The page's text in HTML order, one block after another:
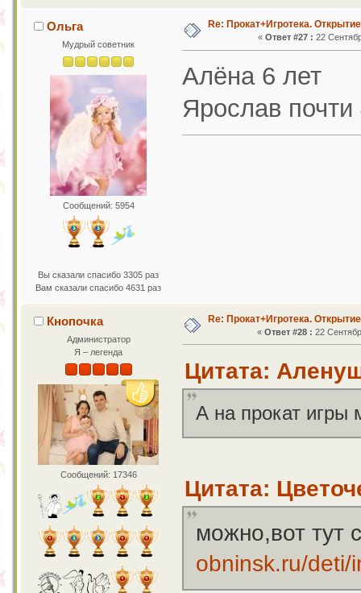
Ольга
Мудрый советник
Сообщений: 5954
Вы сказали спасибо 3305 раз
Вам сказали спасибо 4631 раз
Re: Прокат+Игротека.
« Ответ #27 : 22
Алёна 6 лет
Ярослав почти
Кнопочка
Администратор
Я – легенда
Сообщений: 17346
Re: Прокат+Игротека.
«Ответ #28 : 22
Цитата:
А на прокат игры
Цитата:
можно,вот тут
obninsk.ru/deti/